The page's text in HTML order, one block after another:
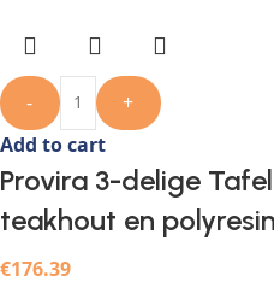
-
+
Add to cart
Provira 3-delige
teakhout en polyresin
€176.39